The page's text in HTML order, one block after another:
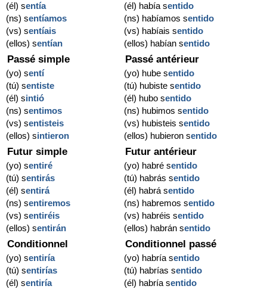
(él) sentía
(ns) sentíamos
(vs) sentíais
(ellos) sentían
(él) había sentido
(ns) habíamos sentido
(vs) habíais sentido
(ellos) habían sentido
Passé simple
(yo) sentí
(tú) sentiste
(él) sintió
(ns) sentimos
(vs) sentisteis
(ellos) sintieron
Passé antérieur
(yo) hube sentido
(tú) hubiste sentido
(él) hubo sentido
(ns) hubimos sentido
(vs) hubisteis sentido
(ellos) hubieron sentido
Futur simple
(yo) sentiré
(tú) sentirás
(él) sentirá
(ns) sentiremos
(vs) sentiréis
(ellos) sentirán
Futur antérieur
(yo) habré sentido
(tú) habrás sentido
(él) habrá sentido
(ns) habremos sentido
(vs) habréis sentido
(ellos) habrán sentido
Conditionnel
(yo) sentiría
(tú) sentirías
(él) sentiría
Conditionnel passé
(yo) habría sentido
(tú) habrías sentido
(él) habría sentido